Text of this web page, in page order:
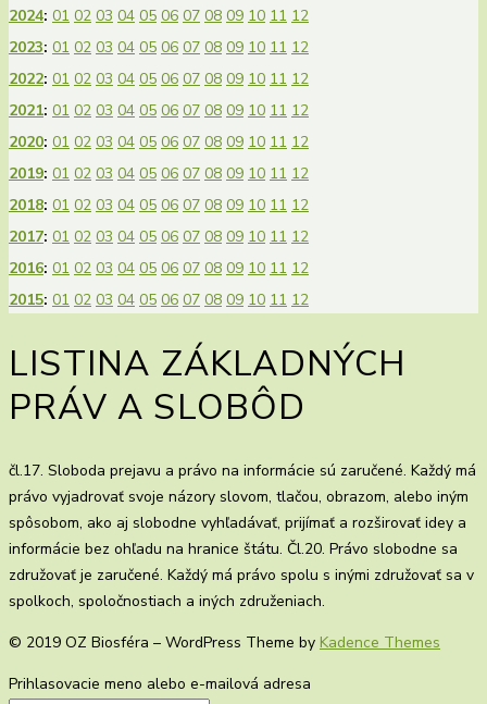
2024: 01 02 03 04 05 06 07 08 09 10 11 12
2023: 01 02 03 04 05 06 07 08 09 10 11 12
2022: 01 02 03 04 05 06 07 08 09 10 11 12
2021: 01 02 03 04 05 06 07 08 09 10 11 12
2020: 01 02 03 04 05 06 07 08 09 10 11 12
2019: 01 02 03 04 05 06 07 08 09 10 11 12
2018: 01 02 03 04 05 06 07 08 09 10 11 12
2017: 01 02 03 04 05 06 07 08 09 10 11 12
2016: 01 02 03 04 05 06 07 08 09 10 11 12
2015: 01 02 03 04 05 06 07 08 09 10 11 12
LISTINA ZÁKLADNÝCH
PRÁV A SLOBÔD
čl.17. Sloboda prejavu a právo na informácie sú zaručené. Každý má
právo vyjadrovať svoje názory slovom, tlačou, obrazom, alebo iným
spôsobom, ako aj slobodne vyhľadávať, prijímať a rozširovať idey a
informácie bez ohľadu na hranice štátu. Čl.20. Právo slobodne sa
združovať je zaručené. Každý má právo spolu s inými združovať sa v
spolkoch, spoločnostiach a iných združeniach.
© 2019 OZ Biosféra – WordPress Theme by Kadence Themes
Prihlasovacie meno alebo e-mailová adresa